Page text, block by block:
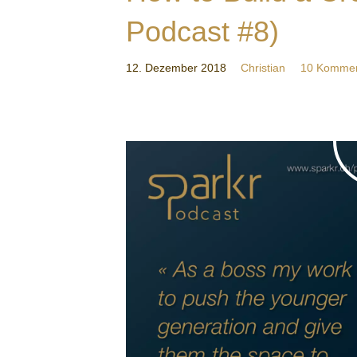
Podcast #8)
12. Dezember 2018 Christian 10